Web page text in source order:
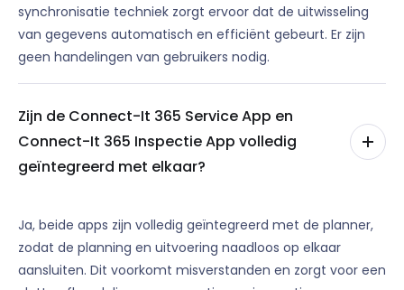
synchronisatie techniek zorgt ervoor dat de uitwisseling
van gegevens automatisch en efficiënt gebeurt. Er zijn
geen handelingen van gebruikers nodig.
Zijn de Connect-It 365 Service App en
Connect-It 365 Inspectie App volledig
geïntegreerd met elkaar?
Ja, beide apps zijn volledig geïntegreerd met de planner,
zodat de planning en uitvoering naadloos op elkaar
aansluiten. Dit voorkomt misverstanden en zorgt voor een